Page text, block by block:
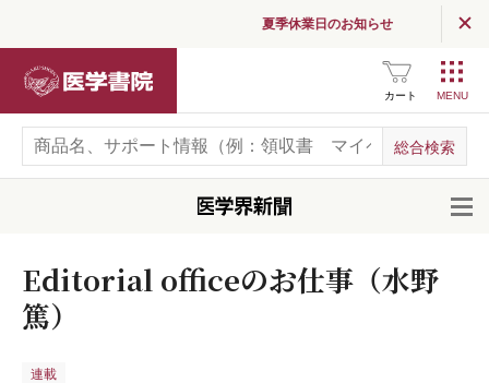
夏季休業日のお知らせ
カート
Editorial officeのお仕事（水野
篤）
連載